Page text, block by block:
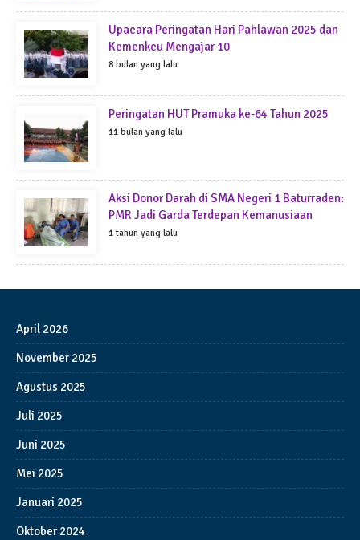
Upacara Peringatan Hari Pahlawan 2025 dan
Kemenkeu Mengajar 10
8 bulan yang lalu
Peringatan HUT Pramuka ke-64 Tahun 2025
11 bulan yang lalu
Aksi Donor Darah di SMA Negeri 1 Baturraden:
PMR Jadi Garda Terdepan Kemanusiaan
1 tahun yang lalu
April 2026
November 2025
Agustus 2025
Juli 2025
Juni 2025
Mei 2025
Januari 2025
Oktober 2024